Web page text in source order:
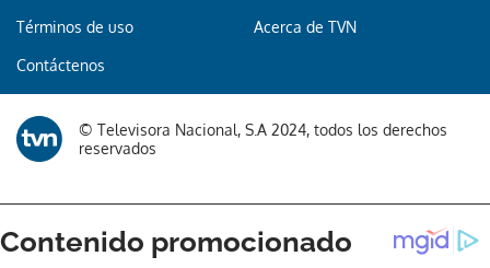
Términos de uso Acerca de TVN
Contáctenos
© Televisora Nacional, S.A 2024, todos los derechos
reservados